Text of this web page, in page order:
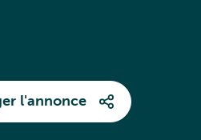
l'annonce